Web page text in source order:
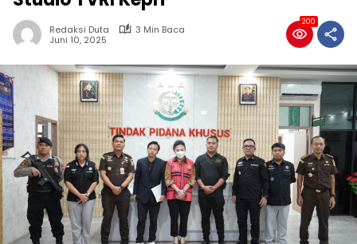
Redaksi Duta
3 Min Baca
Juni 10, 2025
200